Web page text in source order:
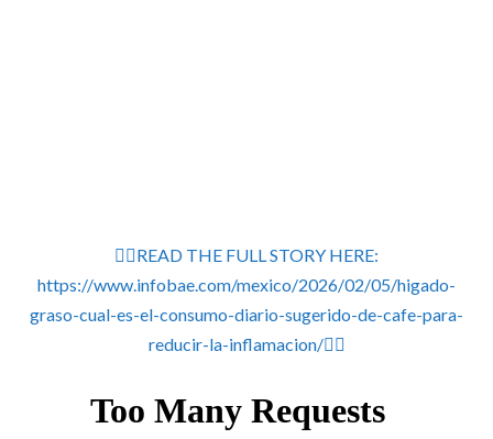
👉🏽READ THE FULL STORY HERE:
https://www.infobae.com/mexico/2026/02/05/higado-
graso-cual-es-el-consumo-diario-sugerido-de-cafe-para-
reducir-la-inflamacion/👈🏽